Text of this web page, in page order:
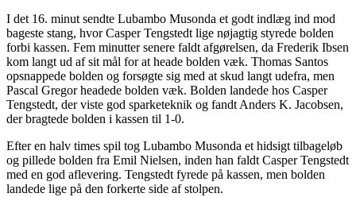
I det 16. minut sendte Lubambo Musonda et godt indlæg ind mod
bageste stang, hvor Casper Tengstedt lige nøjagtig styrede bolden
forbi kassen. Fem minutter senere faldt afgørelsen, da Frederik Ibsen
kom langt ud af sit mål for at heade bolden væk. Thomas Santos
opsnappede bolden og forsøgte sig med at skud langt udefra, men
Pascal Gregor headede bolden væk. Bolden landede hos Casper
Tengstedt, der viste god sparketeknik og fandt Anders K. Jacobsen,
der bragtede bolden i kassen til 1-0.
Efter en halv times spil tog Lubambo Musonda et hidsigt tilbageløb
og pillede bolden fra Emil Nielsen, inden han faldt Casper Tengstedt
med en god aflevering. Tengstedt fyrede på kassen, men bolden
landede lige på den forkerte side af stolpen.